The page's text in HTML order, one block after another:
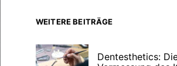
WEITERE BEITRÄGE
Dentesthetics: